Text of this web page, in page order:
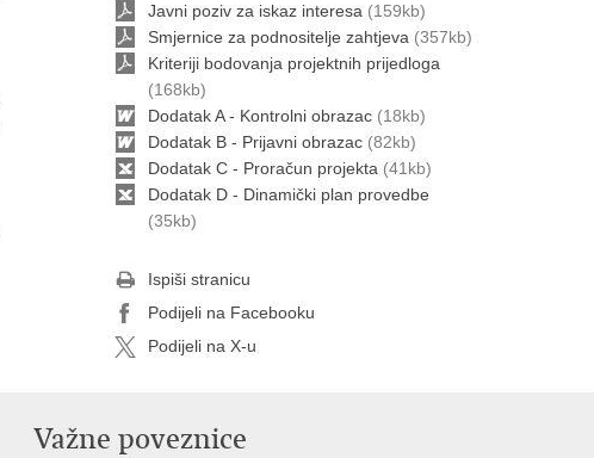
Javni poziv za iskaz interesa (159kb)
Smjernice za podnositelje zahtjeva (357kb)
Kriteriji bodovanja projektnih prijedloga
(168kb)
Dodatak A - Kontrolni obrazac (18kb)
Dodatak B - Prijavni obrazac (82kb)
Dodatak C - Proračun projekta (41kb)
Dodatak D - Dinamički plan provedbe
(35kb)
Ispiši stranicu
Podijeli na Facebooku
Podijeli na X-u
Važne poveznice